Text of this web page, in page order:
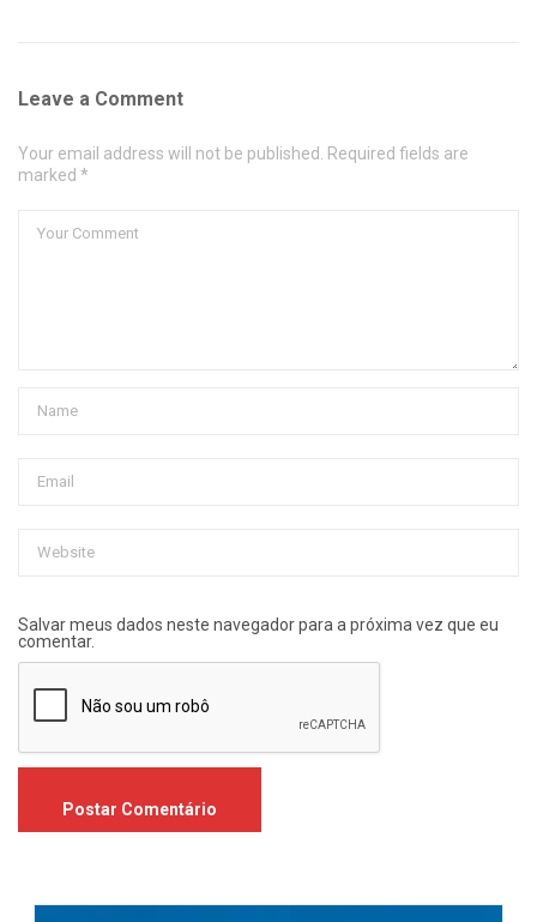
Leave a Comment
Your email address will not be published. Required fields are
marked *
Salvar meus dados neste navegador para a próxima vez que eu
comentar.